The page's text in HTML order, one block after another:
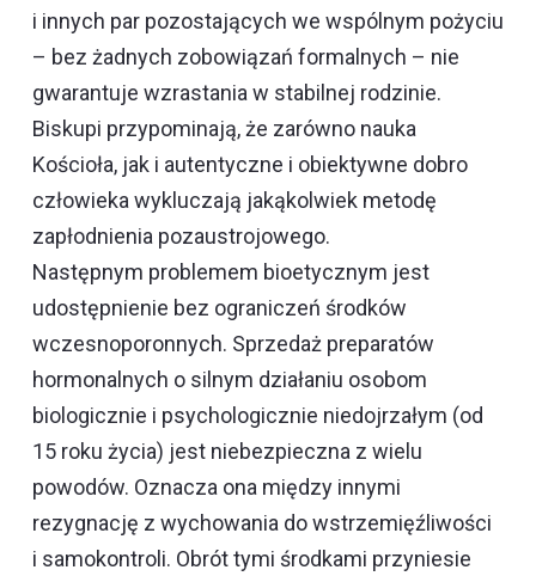
i innych par pozostających we wspólnym pożyciu
– bez żadnych zobowiązań formalnych – nie
gwarantuje wzrastania w stabilnej rodzinie.
Biskupi przypominają, że zarówno nauka
Kościoła, jak i autentyczne i obiektywne dobro
człowieka wykluczają jakąkolwiek metodę
zapłodnienia pozaustrojowego.
Następnym problemem bioetycznym jest
udostępnienie bez ograniczeń środków
wczesnoporonnych. Sprzedaż preparatów
hormonalnych o silnym działaniu osobom
biologicznie i psychologicznie niedojrzałym (od
15 roku życia) jest niebezpieczna z wielu
powodów. Oznacza ona między innymi
rezygnację z wychowania do wstrzemięźliwości
i samokontroli. Obrót tymi środkami przyniesie